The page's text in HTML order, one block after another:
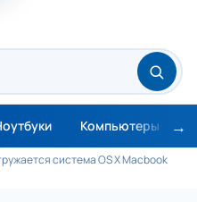
Компьютеры
система OS X Macbook